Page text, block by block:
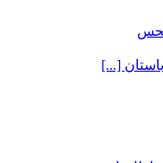
نحس
[...]